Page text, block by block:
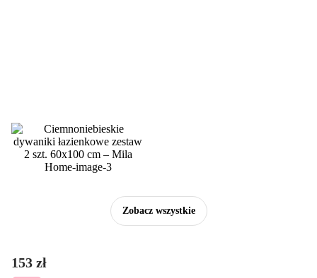
Zobacz wszystkie
153 zł